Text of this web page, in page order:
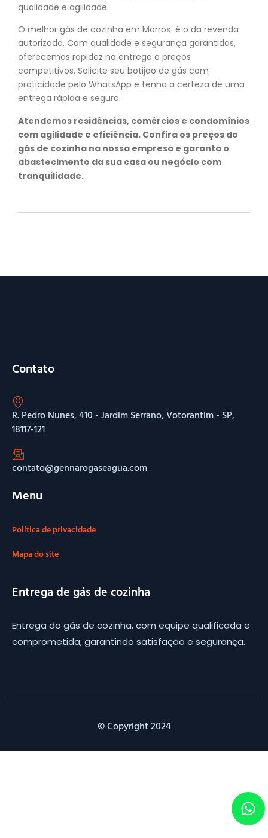
qualidade e agilidade.
O melhor gás de cozinha em Morros é o da revenda
autorizada. Com qualidade e segurança garantidas,
oferecemos rapidez na entrega e preços
competitivos. Solicite seu botijão de gás com
praticidade pelo WhatsApp e tenha a certeza de uma
entrega rápida e segura.
Atendemos residências, comércios e condomínios
com agilidade e eficiência. Confira os preços do
gás de cozinha na nossa empresa e garanta o
abastecimento da sua casa ou negócio com
tranquilidade.
Contato
R. Pedro Nunes, 410 - Jardim Serrano, Votorantim - SP,
18117-121
contato@gennarogaseagua.com
Menu
Política de privacidade
Mapa do site
Entrega de gás de cozinha
Entrega do gás de cozinha, com equipe qualificada e
comprometida, garantindo satisfação e segurança.
© Copyright 2024